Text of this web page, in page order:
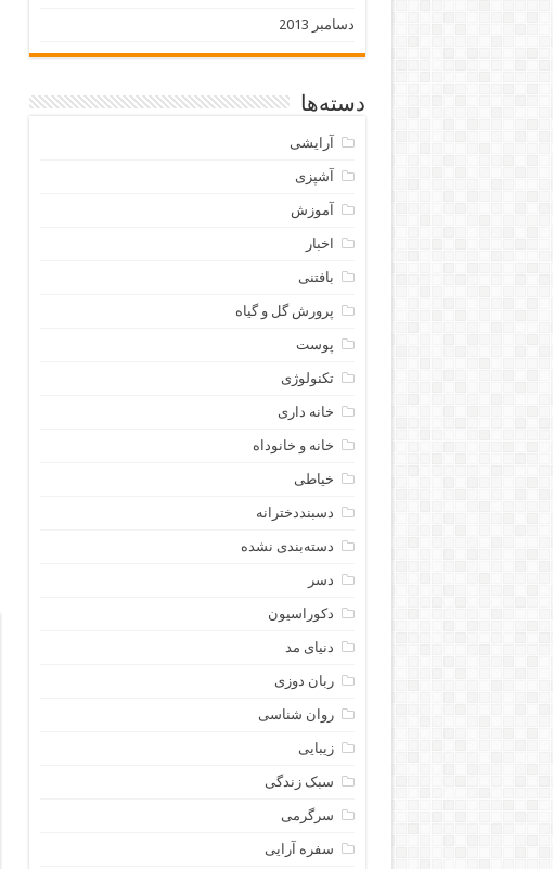
دسامبر 2013
دسته‌ها
آرایشی
آشپزی
آموزش
اخبار
بافتنی
پرورش گل و گیاه
پوست
تکنولوژی
خانه داری
خانه و خانوداه
خیاطی
دسبنددخترانه
دسته‌بندی نشده
دسر
دکوراسیون
دنیای مد
ربان دوزی
روان شناسی
زیبایی
سبک زندگی
سرگرمی
سفره آرایی